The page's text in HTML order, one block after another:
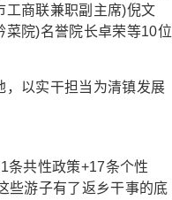
工商联兼职副主席)倪文
菜院)名誉院长卓荣等10位
以实干担当为清镇发展
共性政策+17条个性
些游子有了返乡干事的底